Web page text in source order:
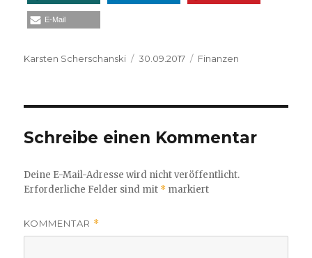
E-Mail
Autor
Karsten Scherschanski
Veröffentlicht
30.09.2017 Kategorien
Finanzen
Schreibe einen Kommentar
Deine E-Mail-Adresse wird nicht veröffentlicht.
Erforderliche Felder sind mit * markiert
KOMMENTAR *